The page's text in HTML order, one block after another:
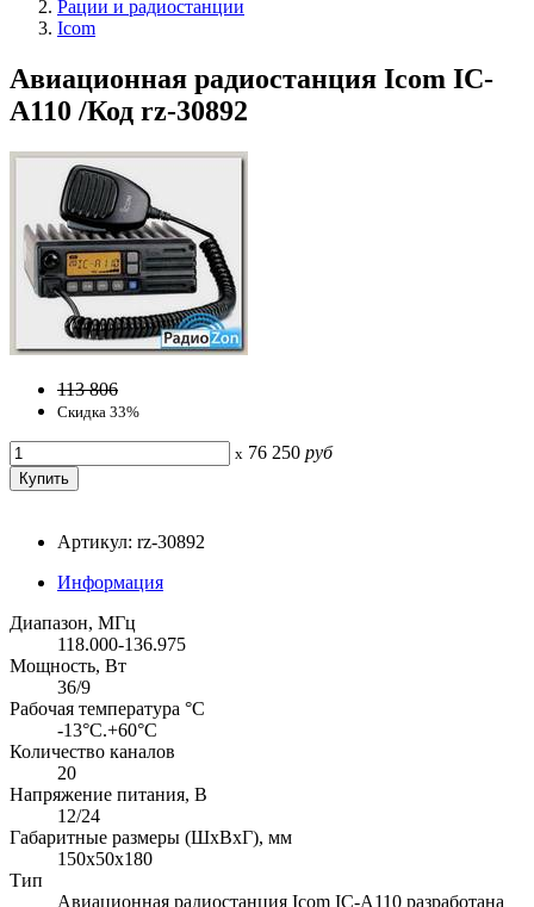
Рации и радиостанции
Icom
Авиационная радиостанция Icom IC-
A110 /Код rz-30892
113 806
Скидка 33%
x 76 250 руб
Артикул: rz-30892
Информация
Диапазон, МГц
118.000-136.975
Мощность, Вт
36/9
Рабочая температура °С
-13°С.+60°С
Количество каналов
20
Напряжение питания, В
12/24
Габаритные размеры (ШхВхГ), мм
150х50х180
Тип
Авиационная радиостанция Icom IC-A110 разработана